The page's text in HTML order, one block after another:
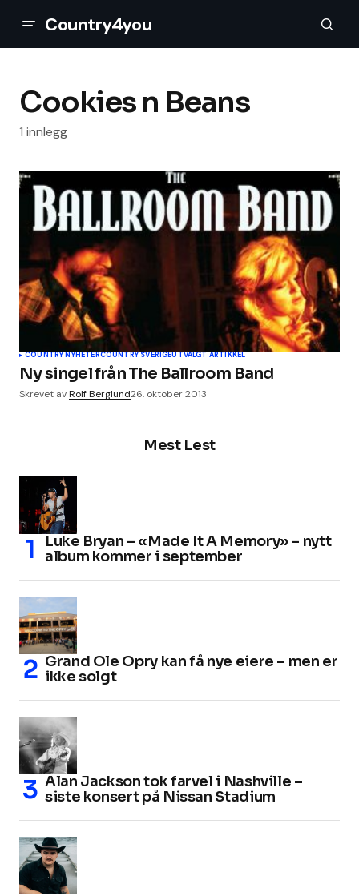
Country4you
Cookies n Beans
1 innlegg
COUNTRY NYHETERCOUNTRY SVERIGEUTVALGT ARTIKKEL
Ny singel från The Ballroom Band
Skrevet avRolf Berglund26. oktober 2013
Mest Lest
Luke Bryan – «Made It A Memory» – nytt
album kommer i september
Grand Ole Opry kan få nye eiere – men er
ikke solgt
Alan Jackson tok farvel i Nashville –
siste konsert på Nissan Stadium